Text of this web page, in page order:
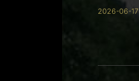
2026-06-17